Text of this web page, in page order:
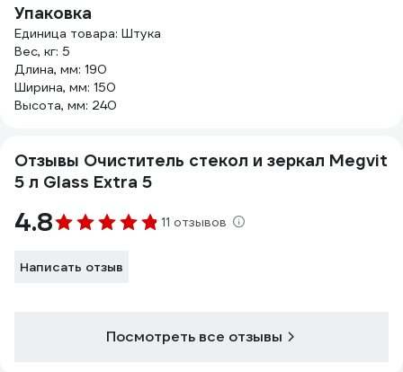
Упаковка
Единица товара: Штука
Вес, кг: 5
Длина, мм: 190
Ширина, мм: 150
Высота, мм: 240
Отзывы Очиститель стекол и зеркал Megvit
5 л Glass Extra 5
4.8 11 отзывов
Написать отзыв
Посмотреть все отзывы